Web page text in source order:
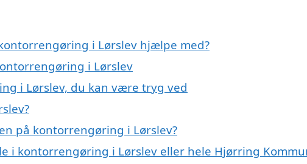
i Lørslev hjælpe med?
i Lørslev
i Lørslev, du kan være tryg ved
på kontorrengøring i Lørslev?
i kontorrengøring i Lørslev eller hele Hjørring